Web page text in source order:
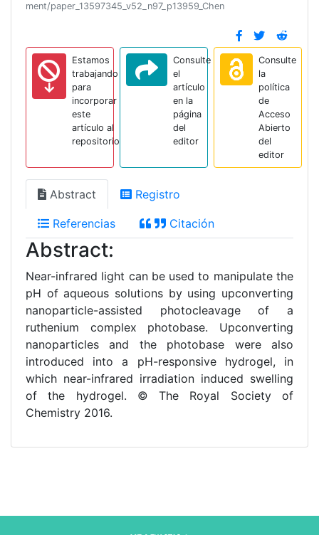
ment/paper_13597345_v52_n97_p13959_Chen
Estamos
trabajando
para
incorporar
este
artículo al
repositorio
Consulte
el
artículo
en la
página
del
editor
Consulte
la
política
de
Acceso
Abierto
del
editor
Abstract Registro
Referencias Citación
Abstract:
Near-infrared light can be used to manipulate the
pH of aqueous solutions by using upconverting
nanoparticle-assisted photocleavage of a
ruthenium complex photobase. Upconverting
nanoparticles and the photobase were also
introduced into a pH-responsive hydrogel, in
which near-infrared irradiation induced swelling
of the hydrogel. © The Royal Society of
Chemistry 2016.